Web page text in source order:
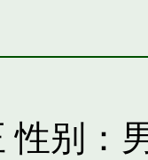
性别：